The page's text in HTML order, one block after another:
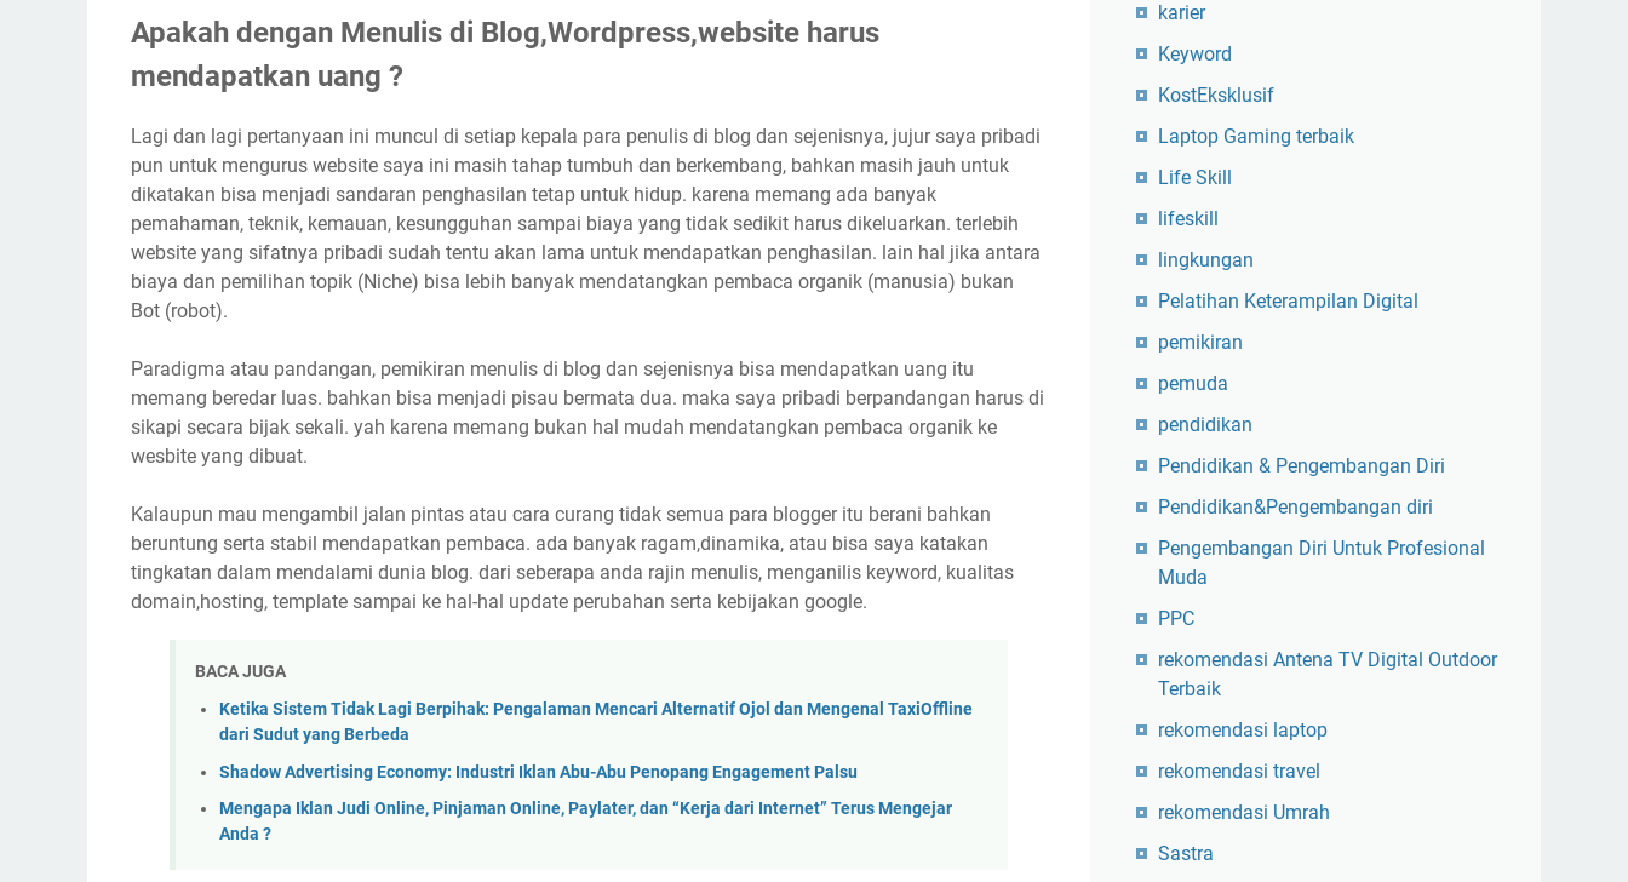
Apakah dengan Menulis di Blog,Wordpress,website harus
mendapatkan uang ?
Lagi dan lagi pertanyaan ini muncul di setiap kepala para penulis di blog dan sejenisnya, jujur saya pribadi
pun untuk mengurus website saya ini masih tahap tumbuh dan berkembang, bahkan masih jauh untuk
dikatakan bisa menjadi sandaran penghasilan tetap untuk hidup. karena memang ada banyak
pemahaman, teknik, kemauan, kesungguhan sampai biaya yang tidak sedikit harus dikeluarkan. terlebih
website yang sifatnya pribadi sudah tentu akan lama untuk mendapatkan penghasilan. lain hal jika antara
biaya dan pemilihan topik (Niche) bisa lebih banyak mendatangkan pembaca organik (manusia) bukan
Bot (robot).
Paradigma atau pandangan, pemikiran menulis di blog dan sejenisnya bisa mendapatkan uang itu
memang beredar luas. bahkan bisa menjadi pisau bermata dua. maka saya pribadi berpandangan harus di
sikapi secara bijak sekali. yah karena memang bukan hal mudah mendatangkan pembaca organik ke
wesbite yang dibuat.
Kalaupun mau mengambil jalan pintas atau cara curang tidak semua para blogger itu berani bahkan
beruntung serta stabil mendapatkan pembaca. ada banyak ragam,dinamika, atau bisa saya katakan
tingkatan dalam mendalami dunia blog. dari seberapa anda rajin menulis, menganilis keyword, kualitas
domain,hosting, template sampai ke hal-hal update perubahan serta kebijakan google.
BACA JUGA
Ketika Sistem Tidak Lagi Berpihak: Pengalaman Mencari Alternatif Ojol dan Mengenal TaxiOffline
dari Sudut yang Berbeda
Shadow Advertising Economy: Industri Iklan Abu-Abu Penopang Engagement Palsu
Mengapa Iklan Judi Online, Pinjaman Online, Paylater, dan “Kerja dari Internet” Terus Mengejar
Anda ?
karier
Keyword
KostEksklusif
Laptop Gaming terbaik
Life Skill
lifeskill
lingkungan
Pelatihan Keterampilan Digital
pemikiran
pemuda
pendidikan
Pendidikan & Pengembangan Diri
Pendidikan&Pengembangan diri
Pengembangan Diri Untuk Profesional
Muda
PPC
rekomendasi Antena TV Digital Outdoor
Terbaik
rekomendasi laptop
rekomendasi travel
rekomendasi Umrah
Sastra